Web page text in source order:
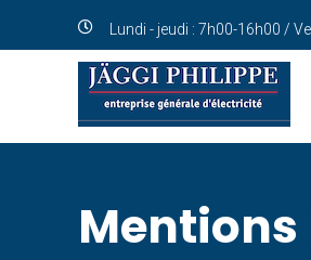
Lundi - jeudi : 7h00-16h00 /